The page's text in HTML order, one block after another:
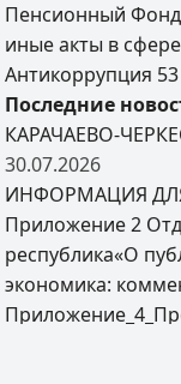
Пенсионный
иные акты в
Антикоррупция 53
Последние
КАРАЧАЕВО-
30.07.2026
ИНФОРМАЦИЯ
Приложение 2
республика«О
экономика: